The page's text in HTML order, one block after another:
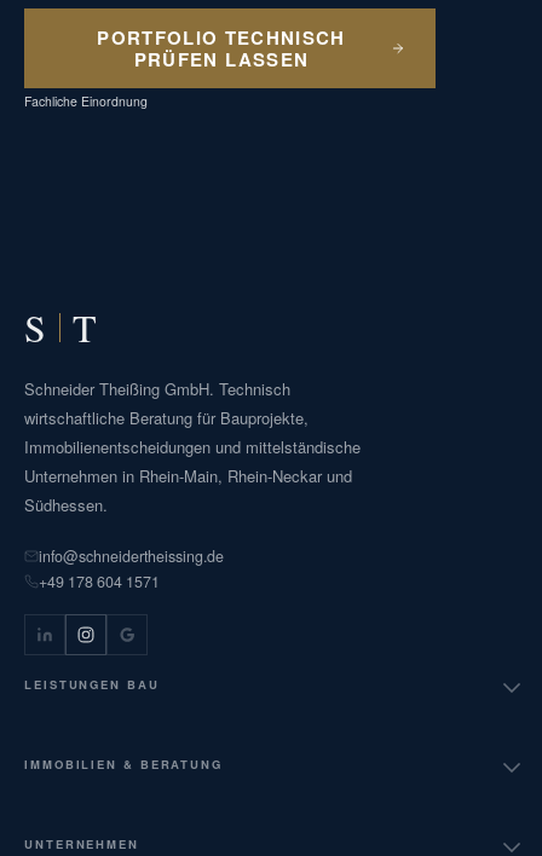
PORTFOLIO TECHNISCH
PRÜFEN LASSEN
Fachliche Einordnung
S T
Schneider Theißing GmbH. Technisch
wirtschaftliche Beratung für Bauprojekte,
Immobilienentscheidungen und mittelständische
Unternehmen in Rhein-Main, Rhein-Neckar und
Südhessen.
info@schneidertheissing.de
+49 178 604 1571
LEISTUNGEN BAU
Bauüberwachung HOAI LPH 6-9
IMMOBILIEN & BERATUNG
Verkehrswertgutachten
UNTERNEHMEN